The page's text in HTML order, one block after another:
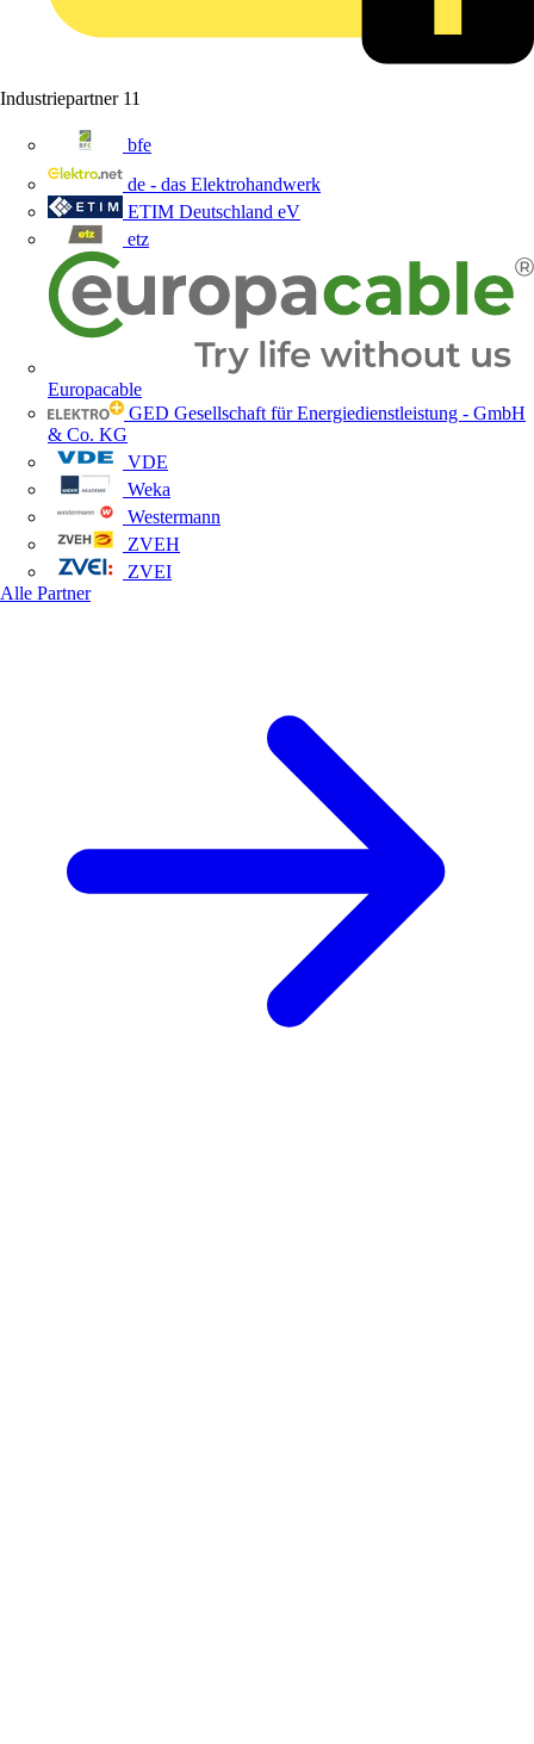
Industriepartner 11
bfe
de - das Elektrohandwerk
ETIM Deutschland eV
etz
Europacable
GED Gesellschaft für Energiedienstleistung - GmbH
& Co. KG
VDE
Weka
Westermann
ZVEH
ZVEI
Alle Partner